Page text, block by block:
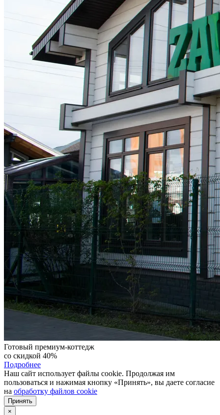
Готовый премиум-коттедж
со скидкой 40%
Подробнее
Наш сайт использует файлы cookie. Продолжая им
пользоваться и нажимая кнопку «Принять», вы даете согласие
на обработку файлов cookie
Принять
×